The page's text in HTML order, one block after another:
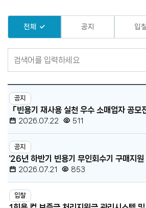
금
관
리
센
터
홍보동영상
간행물
전체 공지 입
공
고
검
색
공
지
고
목
록
-
번
공지
「빈용기 재사용 실천 우수 소매업자 공모
2026.07.22 511
공지
'26년 하반기 빈용기 무인회수기 구매지
2026.07.21 853
입찰